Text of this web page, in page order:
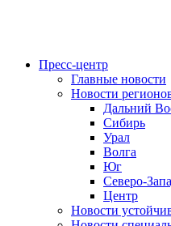
Пресс-центр
Главные новости
Новости
Дальний
Сибирь
Урал
Волга
Юг
Северо-
Центр
Новости